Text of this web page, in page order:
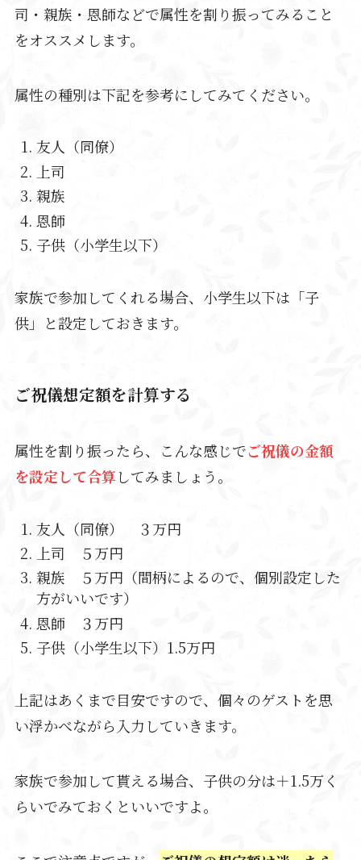
司・親族・恩師などで属性を割り振ってみること
をオススメします。
属性の種別は下記を参考にしてみてください。
友人（同僚）
上司
親族
恩師
子供（小学生以下）
家族で参加してくれる場合、小学生以下は「子
供」と設定しておきます。
ご祝儀想定額を計算する
属性を割り振ったら、こんな感じでご祝儀の金額
を設定して合算してみましょう。
友人（同僚） ３万円
上司 ５万円
親族 ５万円（間柄によるので、個別設定した
方がいいです）
恩師 ３万円
子供（小学生以下）1.5万円
上記はあくまで目安ですので、個々のゲストを思
い浮かべながら入力していきます。
家族で参加して貰える場合、子供の分は＋1.5万く
らいでみておくといいですよ。